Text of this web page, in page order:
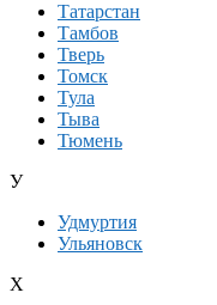
Татарстан
Тамбов
Тверь
Томск
Тула
Тыва
Тюмень
У
Удмуртия
Ульяновск
Х